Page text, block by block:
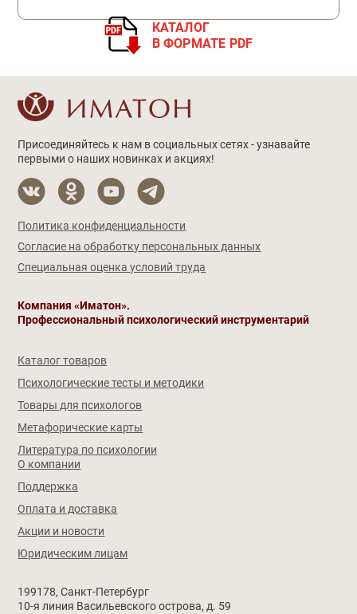
КАТАЛОГ
В ФОРМАТЕ PDF
Присоединяйтесь к нам в социальных сетях - узнавайте
первыми о наших новинках и акциях!
Политика конфиденциальности
Согласие на обработку персональных данных
Специальная оценка условий труда
Компания «Иматон».
Профессиональный психологический инструментарий
Каталог товаров
Психологические тесты и методики
Товары для психологов
Метафорические карты
Литература по психологии
О компании
Поддержка
Оплата и доставка
Акции и новости
Юридическим лицам
199178, Санкт-Петербург
10-я линия Васильевского острова, д. 59